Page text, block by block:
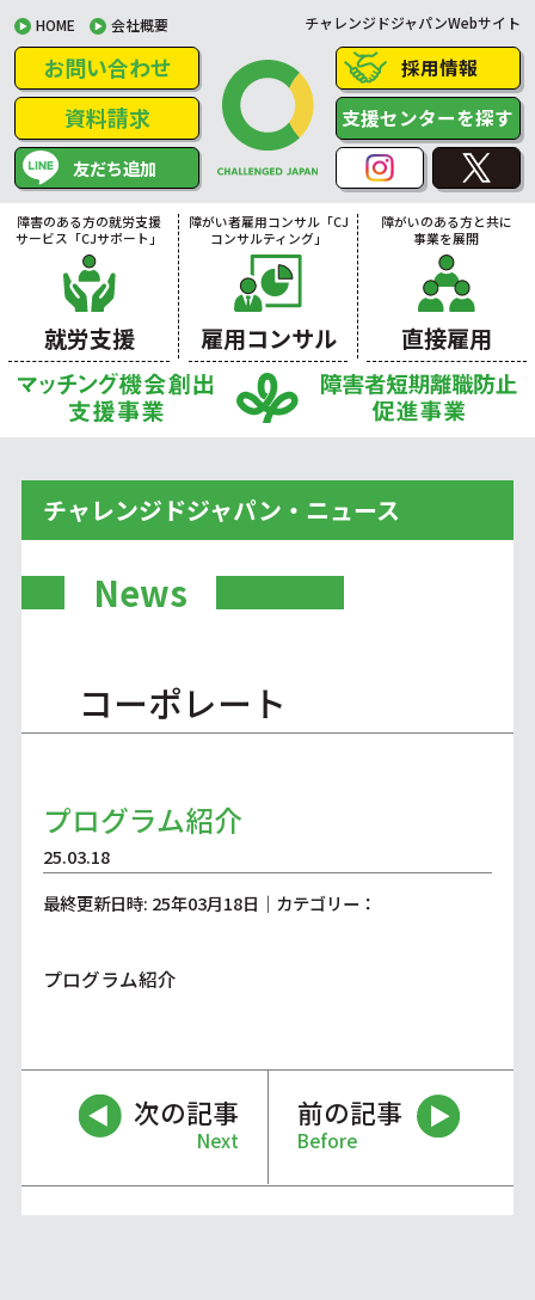
HOME 会社概要 チャレンジドジャパンWebサイト
お問い合わせ
資料請求
友だち追加
採用情報
支援センターを探す
障害のある方の就労支援
サービス「CJサポート」
就労支援
障がい者雇用コンサル「CJ
コンサルティング」
雇用コンサル
障がいのある方と共に
事業を展開
直接雇用
チャレンジドジャパン・ニュース
News
コーポレート
プログラム紹介
25.03.18
最終更新日時: 25年03月18日｜カテゴリー：
プログラム紹介
次の記事
Next
前の記事
Before